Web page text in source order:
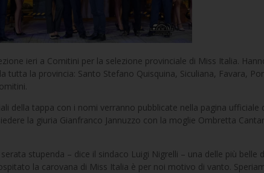
ieri a Comitini per la selezione provinciale di Miss Italia.
tutta la provincia: Santo Stefano Quisquina, Siculiana, Favara,
della tappa con i nomi verranno pubblicate nella pagina ufficiale
la giuria Gianfranco Jannuzzo con la moglie Ombretta
serata stupenda – dice il sindaco Luigi Nigrelli – una delle più belle
la carovana di Miss Italia è per noi motivo di vanto.